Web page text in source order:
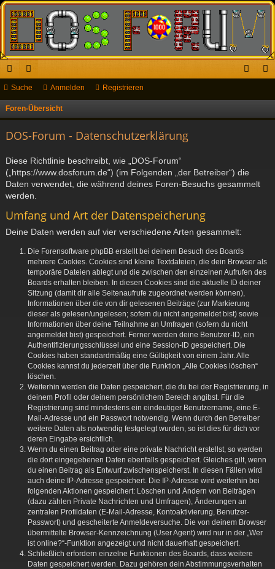
ch
ne
riff
or
en
Suche Anmelden Registrieren
Foren-Übersicht
DOS-Forum - Datenschutzerklärung
Diese Richtlinie beschreibt, wie „DOS-Forum“
(„https://www.dosforum.de“) (im Folgenden „der Betreiber“) die
Daten verwendet, die während deines Foren-Besuchs gesammelt
werden.
Umfang und Art der Datenspeicherung
Deine Daten werden auf vier verschiedene Arten gesammelt:
Die Forensoftware phpBB erstellt bei deinem Besuch des Boards
mehrere Cookies. Cookies sind kleine Textdateien, die dein Browser als
temporäre Dateien ablegt und die zwischen den einzelnen Aufrufen des
Boards erhalten bleiben. In diesen Cookies sind die aktuelle ID deiner
Sitzung (damit dir alle Seitenaufrufe zugeordnet werden können),
Informationen über die von dir gelesenen Beiträge (zur Markierung
dieser als gelesen/ungelesen; sofern du nicht angemeldet bist) sowie
Informationen über deine Teilnahme an Umfragen (sofern du nicht
angemeldet bist) gespeichert. Ferner werden deine Benutzer-ID, ein
Authentifizierungsschlüssel und eine Session-ID gespeichert. Die
Cookies haben standardmäßig eine Gültigkeit von einem Jahr. Alle
Cookies kannst du jederzeit über die Funktion „Alle Cookies löschen“
löschen.
Weiterhin werden die Daten gespeichert, die du bei der Registrierung, in
deinem Profil oder deinem persönlichem Bereich angibst. Für die
Registrierung sind mindestens ein eindeutiger Benutzername, eine E-
Mail-Adresse und ein Passwort notwendig. Wenn durch den Betreiber
weitere Daten als notwendig festgelegt wurden, so ist dies für dich vor
deren Eingabe ersichtlich.
Wenn du einen Beitrag oder eine private Nachricht erstellst, so werden
die dort eingegebenen Daten ebenfalls gespeichert. Gleiches gilt, wenn
du einen Beitrag als Entwurf zwischenspeicherst. In diesen Fällen wird
auch deine IP-Adresse gespeichert. Die IP-Adresse wird weiterhin bei
folgenden Aktionen gespeichert: Löschen und Ändern von Beiträgen
(dazu zählen Private Nachrichten und Umfragen), Änderungen an
zentralen Profildaten (E-Mail-Adresse, Kontoaktivierung, Benutzer-
Passwort) und gescheiterte Anmeldeversuche. Die von deinem Browser
übermittelte Browser-Kennzeichnung (User Agent) wird nur in der „Wer
ist online?“-Funktion angezeigt und nicht dauerhaft gespeichert.
Schließlich erfordern einzelne Funktionen des Boards, dass weitere
Daten gespeichert werden. Dazu gehören dein Abstimmungsverhalten